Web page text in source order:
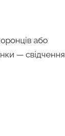
або
— свідчення